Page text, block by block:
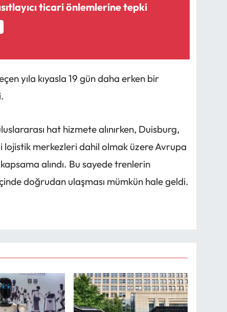
ticari önlemlerine tepki
yıla kıyasla 19 gün daha erken bir
hat hizmete alınırken, Duisburg,
lojistik merkezleri dahil olmak üzere Avrupa
alındı. Bu sayede trenlerin
doğrudan ulaşması mümkün hale geldi.